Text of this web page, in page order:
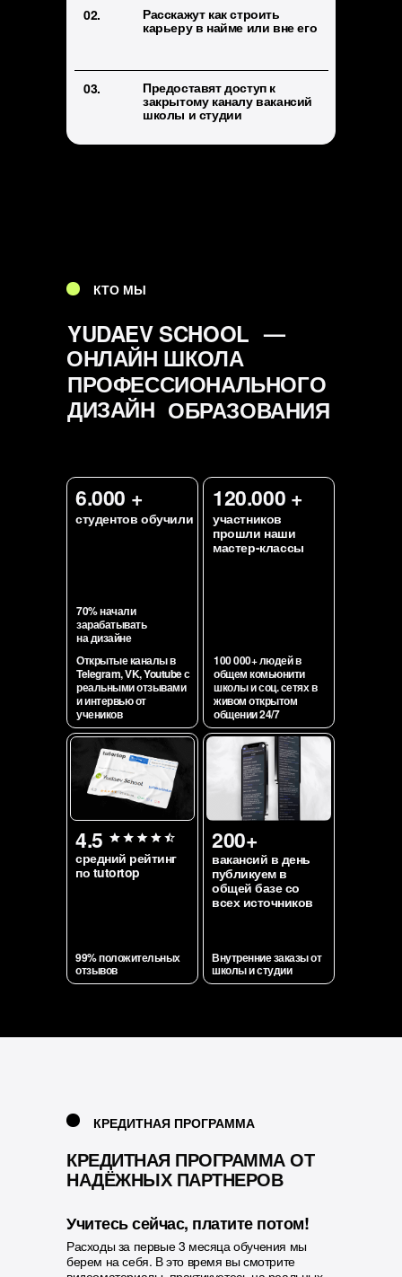
Расскажут как строить
карьеру в найме или вне его
02.
Предоставят доступ к
закрытому каналу вакансий
школы и студии
03.
ПРОФЕССИОНАЛЬНОГО
ДИЗАЙН
КТО МЫ
YUDAEV SCHOOL —
ОНЛАЙН ШКОЛА
ОБРАЗОВАНИЯ
6.000 +
студентов обучили
70% начали
зарабатывать
на дизайне
Открытые каналы в
Telegram, VK, Youtube с
реальными отзывами
и интервью от
учеников
120.000 +
участников
прошли наши
мастер-классы
100 000+ людей в
общем комьюнити
школы и соц. сетях в
живом открытом
общении 24/7
4.5
средний рейтинг
по tutortop
99% положительных
отзывов
200+
вакансий в день
публикуем в
общей базе со
всех источников
Внутренние заказы от
школы и студии
КРЕДИТНАЯ ПРОГРАММА
КРЕДИТНАЯ ПРОГРАММА ОТ
НАДЁЖНЫХ ПАРТНЕРОВ
Учитесь сейчас, платите потом!
Расходы за первые 3 месяца обучения мы
берем на себя. В это время вы смотрите